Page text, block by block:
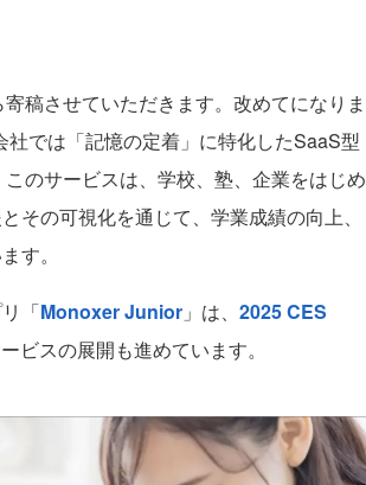
稿させていただきます。改めてになりま
では「記憶の定着」に特化したSaaS型
このサービスは、学校、塾、企業をはじめ
その可視化を通じて、学業成績の向上、
す。
「Monoxer Junior 」は、 2025 CES
ビスの展開も進めています。